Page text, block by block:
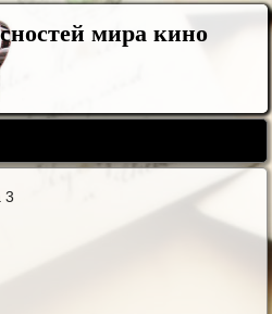
мира кино
3